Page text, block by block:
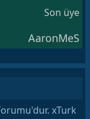
Son üye
AaronMeS
xTurk